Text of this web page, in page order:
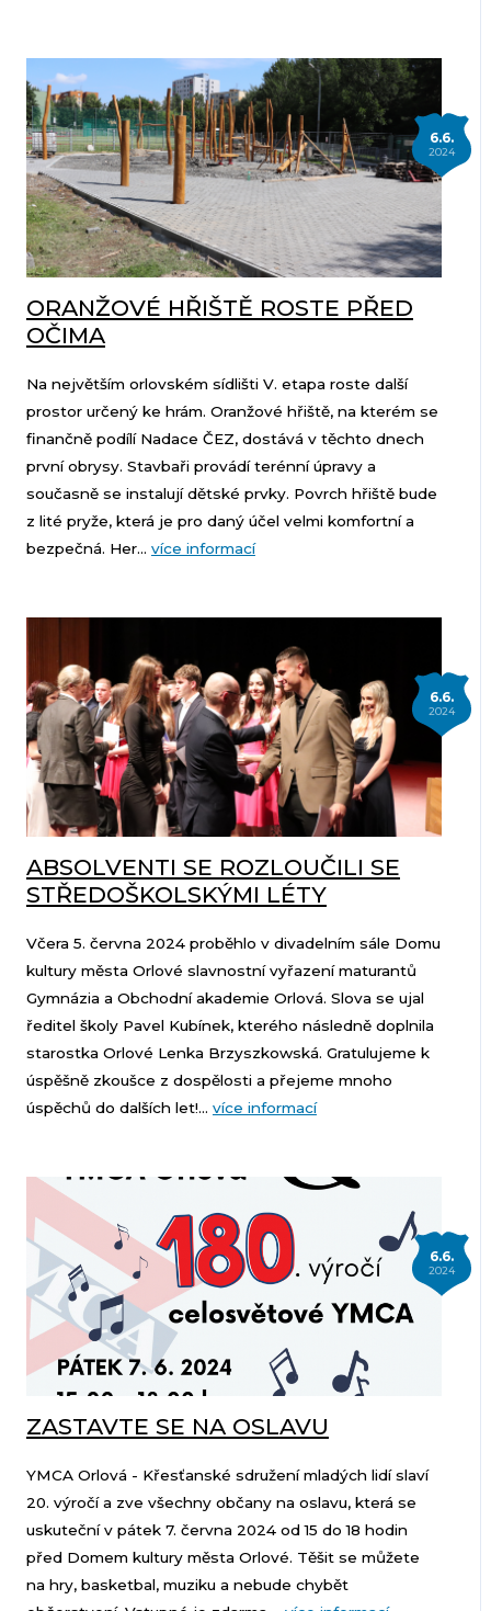
6.6.
2024
ORANŽOVÉ HŘIŠTĚ ROSTE PŘED
OČIMA
Na největším orlovském sídlišti V. etapa roste další
prostor určený ke hrám. Oranžové hřiště, na kterém se
finančně podílí Nadace ČEZ, dostává v těchto dnech
první obrysy. Stavbaři provádí terénní úpravy a
současně se instalují dětské prvky. Povrch hřiště bude
z lité pryže, která je pro daný účel velmi komfortní a
bezpečná. Her... více informací
6.6.
2024
ABSOLVENTI SE ROZLOUČILI SE
STŘEDOŠKOLSKÝMI LÉTY
Včera 5. června 2024 proběhlo v divadelním sále Domu
kultury města Orlové slavnostní vyřazení maturantů
Gymnázia a Obchodní akademie Orlová. Slova se ujal
ředitel školy Pavel Kubínek, kterého následně doplnila
starostka Orlové Lenka Brzyszkowská. Gratulujeme k
úspěšně zkoušce z dospělosti a přejeme mnoho
úspěchů do dalších let!... více informací
6.6.
2024
ZASTAVTE SE NA OSLAVU
YMCA Orlová - Křesťanské sdružení mladých lidí slaví
20. výročí a zve všechny občany na oslavu, která se
uskuteční v pátek 7. června 2024 od 15 do 18 hodin
před Domem kultury města Orlové. Těšit se můžete
na hry, basketbal, muziku a nebude chybět